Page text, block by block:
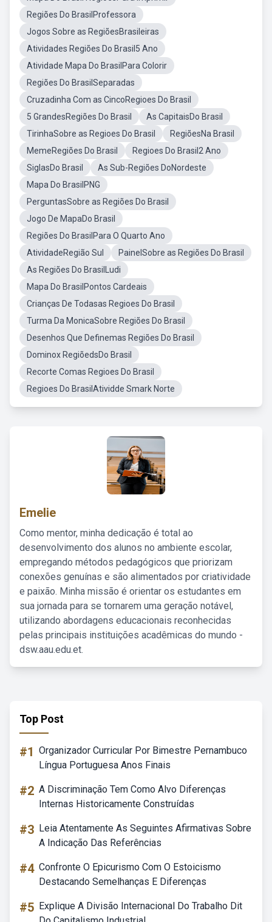
Regiões Do BrasilProfessora
Jogos Sobre as RegiõesBrasileiras
Atividades Regiões Do Brasil5 Ano
Atividade Mapa Do BrasilPara Colorir
Regiões Do BrasilSeparadas
Cruzadinha Com as CincoRegioes Do Brasil
5 GrandesRegiões Do Brasil
As CapitaisDo Brasil
TirinhaSobre as Regioes Do Brasil
RegiõesNa Brasil
MemeRegiões Do Brasil
Regioes Do Brasil2 Ano
SiglasDo Brasil
As Sub-Regiões DoNordeste
Mapa Do BrasilPNG
PerguntasSobre as Regiões Do Brasil
Jogo De MapaDo Brasil
Regiões Do BrasilPara O Quarto Ano
AtividadeRegião Sul
PainelSobre as Regiões Do Brasil
As Regiões Do BrasilLudi
Mapa Do BrasilPontos Cardeais
Crianças De Todasas Regioes Do Brasil
Turma Da MonicaSobre Regiões Do Brasil
Desenhos Que Definemas Regiões Do Brasil
Dominox RegiõedsDo Brasil
Recorte Comas Regioes Do Brasil
Regioes Do BrasilAtividde Smark Norte
Emelie
Como mentor, minha dedicação é total ao
desenvolvimento dos alunos no ambiente escolar,
empregando métodos pedagógicos que priorizam
conexões genuínas e são alimentados por criatividade
e paixão. Minha missão é orientar os estudantes em
sua jornada para se tornarem uma geração notável,
utilizando abordagens educacionais reconhecidas
pelas principais instituições acadêmicas do mundo -
dsw.aau.edu.et.
Top Post
#1 Organizador Curricular Por Bimestre Pernambuco
Língua Portuguesa Anos Finais
#2 A Discriminação Tem Como Alvo Diferenças
Internas Historicamente Construídas
#3 Leia Atentamente As Seguintes Afirmativas Sobre
A Indicação Das Referências
#4 Confronte O Epicurismo Com O Estoicismo
Destacando Semelhanças E Diferenças
#5 Explique A Divisão Internacional Do Trabalho Dit